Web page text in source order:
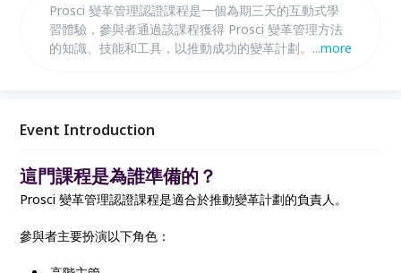
Prosci 變革管理認證課程是一個為期三天的互動式學
習體驗，參與者通過該課程獲得 Prosci 變革管理方法
的知識、技能和工具，以推動成功的變革計劃。 在課
可以面對面和講師在線指導的方式提供授課。
...more
Event Introduction
這門課程是為誰準備的？
Prosci 變革管理認證課程是適合於推動變革計劃的負責人。
參與者主要扮演以下角色：